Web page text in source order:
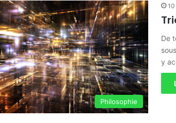
Philosophie
De
y